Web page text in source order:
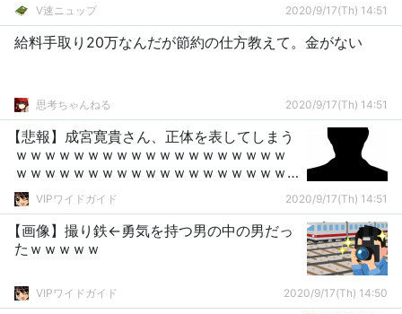
V速ニュップ 2020/9/17(Th) 14:51
給料手取り20万なんだが節約の仕方教えて。金がない
思考ちゃんねる 2020/9/17(Th) 14:51
【悲報】成宮寛貴さん、正体を表してしまう
ｗｗｗｗｗｗｗｗｗｗｗｗｗｗｗｗｗｗｗ
ｗｗｗｗｗｗｗｗｗｗｗｗｗｗｗｗｗｗｗ
ｗｗｗVIPワイドガイド 2020/9/17(Th) 14:51
【画像】撮り鉄←勇気を持つ男の中の男だっ
たｗｗｗｗｗ
VIPワイドガイド 2020/9/17(Th) 14:50